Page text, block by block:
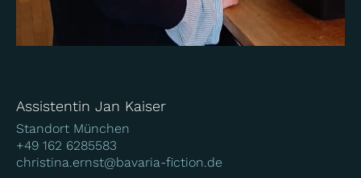
Assistentin Jan Kaiser
Standort München
+49 162 6285583
christina.ernst@bavaria-fiction.de